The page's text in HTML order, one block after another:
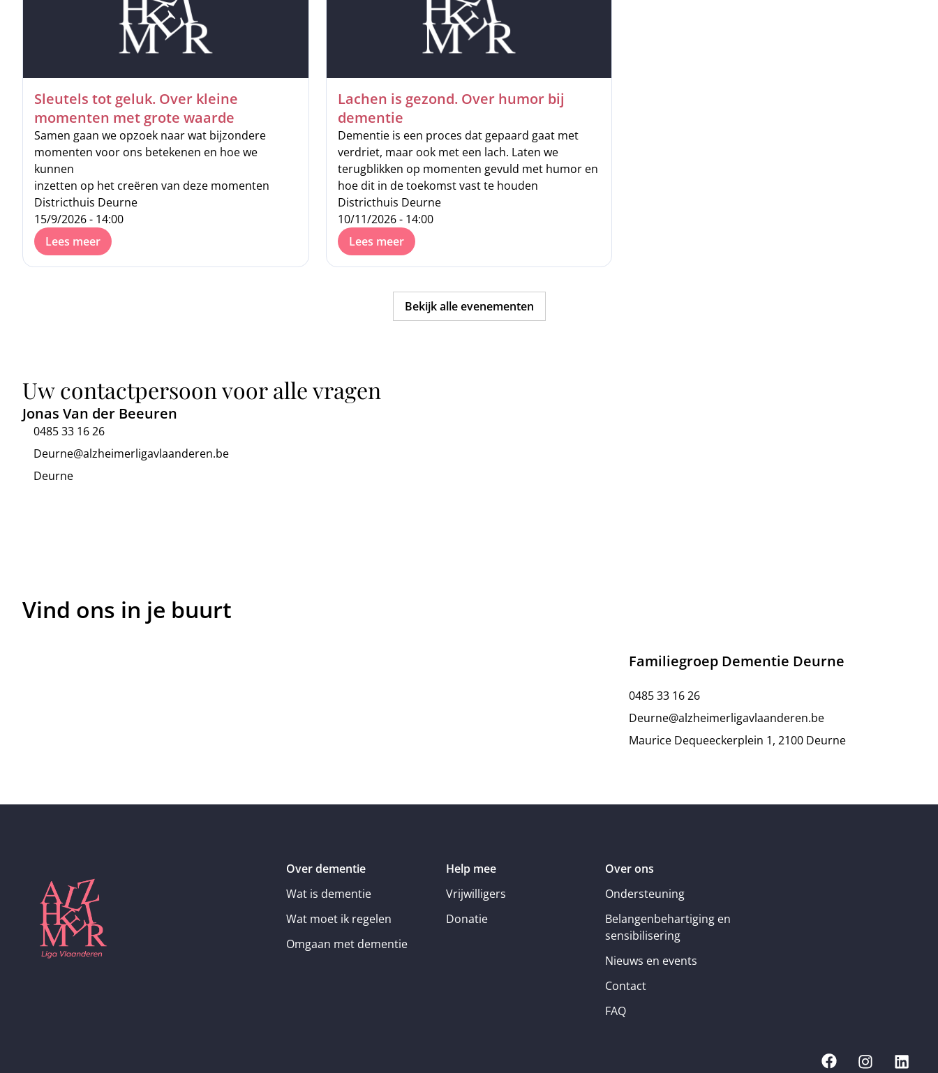
Sleutels tot geluk. Over kleine
momenten met grote waarde
Samen gaan we opzoek naar wat bijzondere
momenten voor ons betekenen en hoe we
kunnen
inzetten op het creëren van deze momenten
Districthuis Deurne
15/9/2026 - 14:00
Lees meer
Lachen is gezond. Over humor bij
dementie
Dementie is een proces dat gepaard gaat met
verdriet, maar ook met een lach. Laten we
terugblikken op momenten gevuld met humor en
hoe dit in de toekomst vast te houden
Districthuis Deurne
10/11/2026 - 14:00
Lees meer
Bekijk alle evenementen
Uw contactpersoon voor alle vragen
Jonas Van der Beeuren
0485 33 16 26
Deurne@alzheimerligavlaanderen.be
Deurne
Vind ons in je buurt
Familiegroep Dementie Deurne
0485 33 16 26
Deurne@alzheimerligavlaanderen.be
Maurice Dequeeckerplein 1, 2100 Deurne
Over dementie
Wat is dementie
Wat moet ik regelen
Omgaan met dementie
Help mee
Vrijwilligers
Donatie
Over ons
Ondersteuning
Belangenbehartiging en
sensibilisering
Nieuws en events
Contact
FAQ